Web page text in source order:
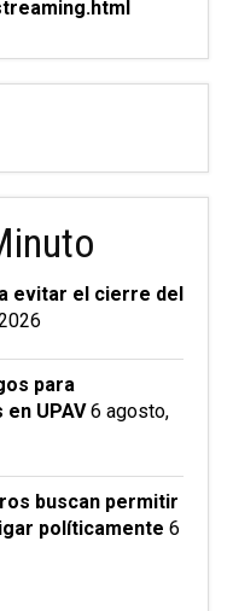
evitar el cierre del
para
UPAV 6 agosto,
buscan permitir
políticamente 6